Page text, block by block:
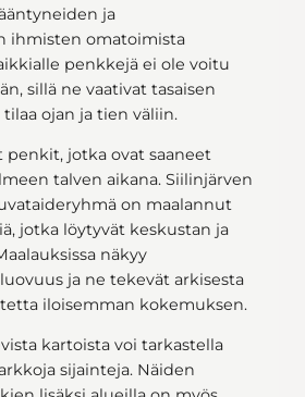
ja
ihmisten omatoimista
penkkejä ei ole voitu
sillä ne vaativat tasaisen
ojan ja tien väliin.
penkit, jotka ovat saaneet
talven aikana. Siilinjärven
on maalannut
jotka löytyvät keskustan ja
näkyy
ja ne tekevät arkisesta
iloisemman kokemuksen.
kartoista voi tarkastella
sijainteja. Näiden